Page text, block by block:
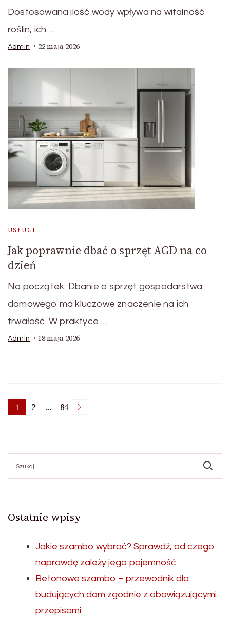
Dostosowana ilość wody wpływa na witalność
roślin, ich …
Admin 22 maja 2026
USŁUGI
Jak poprawnie dbać o sprzęt AGD na co
dzień
Na początek: Dbanie o sprzęt gospodarstwa
domowego ma kluczowe znaczenie na ich
trwałość. W praktyce …
Admin 18 maja 2026
Stronicowanie
wpisów
Strona
1 Strona
2 … Strona
84
Ostatnie wpisy
Jakie szambo wybrać? Sprawdź, od czego
naprawdę zależy jego pojemność.
Betonowe szambo – przewodnik dla
budujących dom zgodnie z obowiązującymi
przepisami